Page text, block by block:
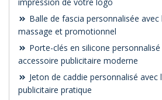
impression de votre logo
Balle de fascia personnalisée
massage et promotionnel
Porte-clés en silicone
accessoire publicitaire moderne
Jeton de caddie personnalisé
publicitaire pratique